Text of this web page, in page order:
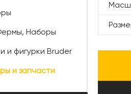
Наборы
и фигурки Bruder
и запчасти